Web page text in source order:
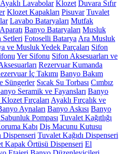
Ayaklı Lavabolar Klozet Duvara Sıfır
Klozet Kapakları Pisuvar Tuvalet
Lavabo Bataryaları Mutfak
Banyo Bataryaları Musluk
Setleri Fotoselli Batarya Ara Musluk
ve Musluk Yedek Parçaları Sifon
Yer Sifonu Sifon Aksesuarları ve
Rezervuar Kumanda
İç Takımı Banyo Bakım
Süngerler Sıcak Su Torbası Cımbız
Seramik ve Fayansları Banyo
Fırçaları Ayaklı Fırçalık ve
Aynaları Banyo Askısı Banyo
Sabunluk Pompası Tuvalet Kağıtlığı
Kabı Diş Macunu Kutusu
Dispenseri Tuvalet Kağıdı Dispenseri
Kapak Örtüsü Dispenseri El